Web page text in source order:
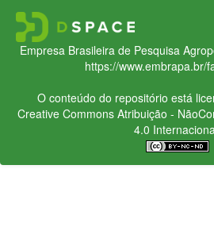
Empresa Brasileira de Pesquisa
https://www.embrapa.br/
O conteúdo do repositório está
Creative CommonsAtribuição -
4.0